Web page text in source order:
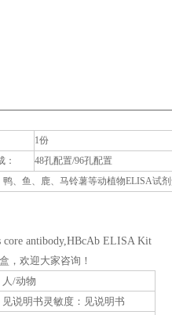
1份
：
48孔配置/96孔配置
、鱼、鹿、马铃薯等动植物ELISA试
core antibody,HBcAb ELISA Kit
，欢迎大家咨询！
/动物
说明书灵敏度：见说明书